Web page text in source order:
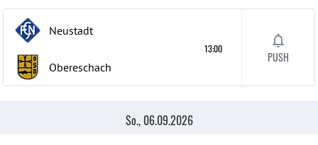
Neustadt
Obereschach
13:00
PUSH
So., 06.09.2026